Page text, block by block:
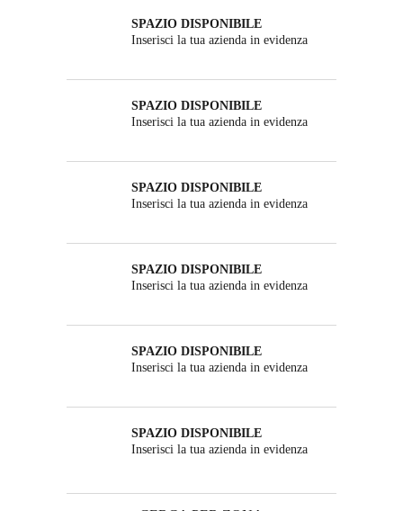
SPAZIO DISPONIBILE
Inserisci la tua azienda in evidenza
SPAZIO DISPONIBILE
Inserisci la tua azienda in evidenza
SPAZIO DISPONIBILE
Inserisci la tua azienda in evidenza
SPAZIO DISPONIBILE
Inserisci la tua azienda in evidenza
SPAZIO DISPONIBILE
Inserisci la tua azienda in evidenza
SPAZIO DISPONIBILE
Inserisci la tua azienda in evidenza